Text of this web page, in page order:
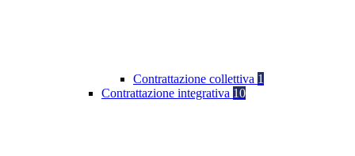
Contrattazione collettiva 1
Contrattazione integrativa 10